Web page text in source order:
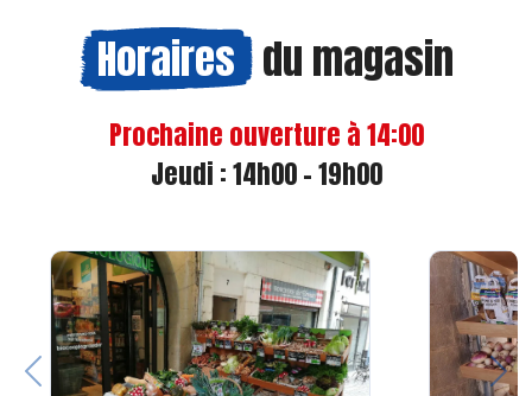
Horaires du magasin
Prochaine ouverture à 14:00
Jeudi : 14h00 - 19h00
Previous